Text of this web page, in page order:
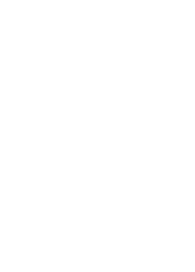
て
バッジを付与しています
安心・安全なユーザーです
引を完了させた実績があります
します
！
！